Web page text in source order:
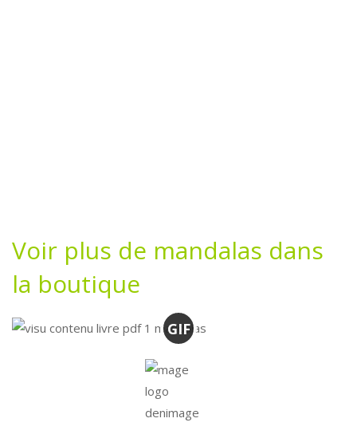
Voir plus de mandalas dans
la boutique
GIF